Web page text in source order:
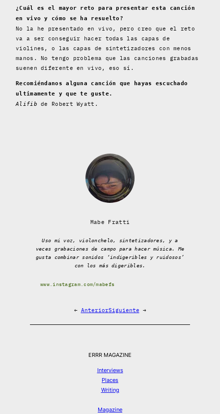
¿Cuál es el mayor reto para presentar esta canción
en vivo y cómo se ha resuelto?
No la he presentado en vivo, pero creo que el reto
va a ser conseguir hacer todas las capas de
violines, o las capas de sintetizadores con menos
manos. No tengo problema que las canciones grabadas
suenen diferente en vivo, eso sí.
Recomiéndanos alguna canción que hayas escuchado
ultimamente y que te guste.
Alifib
de Robert Wyatt.
Mabe Fratti
Uso mi voz, violonchelo, sintetizadores, y a
veces grabaciones de campo para hacer música. Me
gusta combinar sonidos ‘indigeribles y ruidosos’
con los más digeribles.
www.instagram.com/mabefs
← AnteriorSiguiente →
ERRR MAGAZINE
Interviews
Places
Writing
Magazine